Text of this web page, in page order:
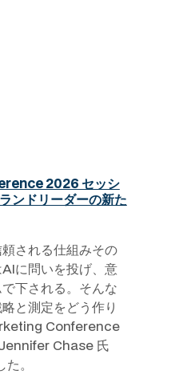
2026 セッシ
ンドリーダーの新た
される仕組みその
に問いを投げ、意
下される。そんな
と測定をどう作り
Conference
Chase 氏
。